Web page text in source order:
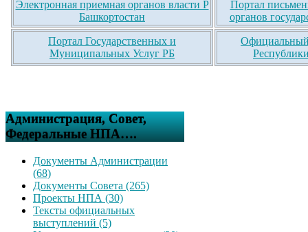
Электронная приемная органов власти Р
Башкортостан
Портал
органов
Портал Государственных и
Муниципальных Услуг РБ
Официальный
Администрация, Совет,
Федеральные НПА….
Документы Администрации
(68)
Документы Совета (265)
Проекты НПА (30)
Тексты официальных
выступлений (5)